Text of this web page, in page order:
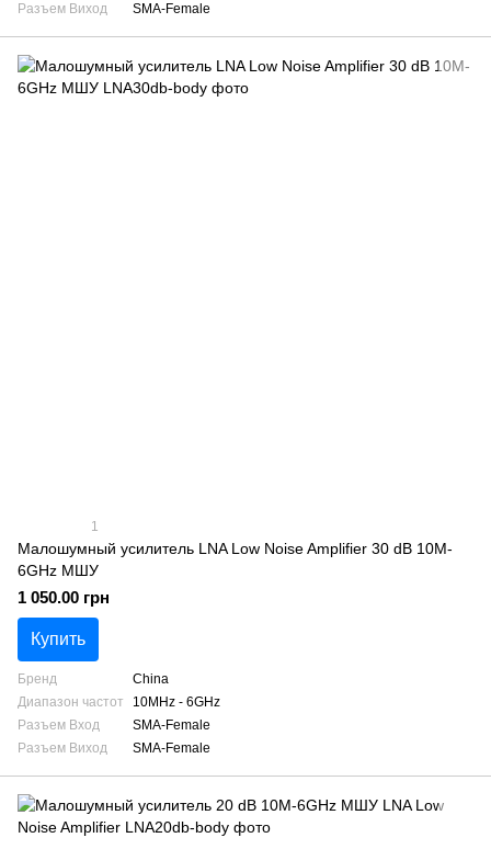
Разъем Виход
SMA-Female
1
Малошумный усилитель LNA Low Noise Amplifier 30 dB 10M-
6GHz МШУ
1 050.00 грн
Купить
Бренд
China
Диапазон частот
10MHz - 6GHz
Разъем Вход
SMA-Female
Разъем Виход
SMA-Female